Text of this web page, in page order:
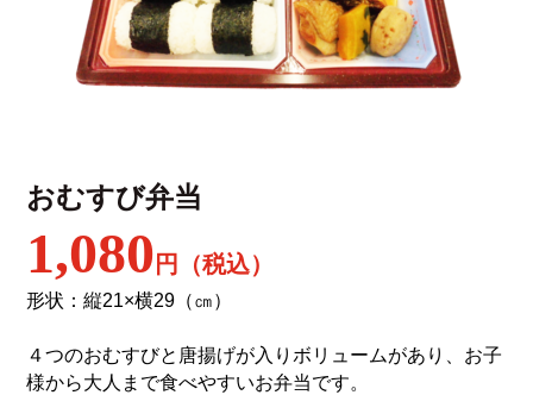
おむすび弁当
1,080 円（税込）
形状：縦21×横29（㎝）
４つのおむすびと唐揚げが入りボリュームがあり、お子
様から大人まで食べやすいお弁当です。